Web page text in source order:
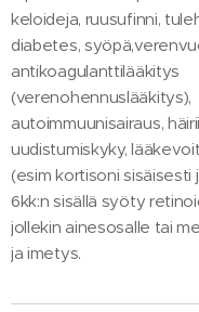
keloideja, ruusufinni,
diabetes,
antikoagulanttilääkitys
(verenohennuslääkitys),
autoimmuunisairaus,
uudistumiskyky,
(esim kortisoni sisäisesti
6kk:n sisällä syöty
jollekin ainesosalle tai
ja imetys.